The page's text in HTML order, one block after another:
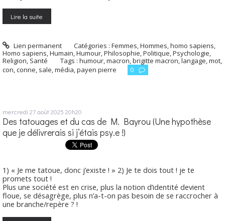
Lire la suite
Lien permanent Catégories :Femmes ,Hommes, homo sapiens
Homo sapiens Humain Humour Philosophie Politique Psychologie
Religion Santé Tags : humour, macron brigitte macron langage mot,
con conne sale média payen pierre 0
mercredi 27août 2025 20h20
Des tatouages et du cas de M. Bayrou (Une hypothèse
que je délivrerais si j’étais psy.e !)
1) « Je me tatoue, donc j’existe ! » 2) Je te dois tout ! je te
promets tout !
Plus une société est en crise, plus la notion d’identité devient
floue, se désagrège, plus n’a-t-on pas besoin de se raccrocher à
une branche/repère ? !